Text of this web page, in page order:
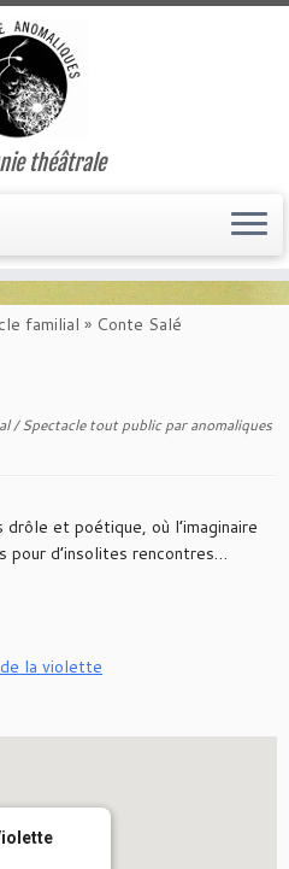
théâtrale
familial » Conte Salé
/Spectacle tout publicparanomaliques
et poétique, où l’imaginaire
pour d’insolites rencontres…
la violette